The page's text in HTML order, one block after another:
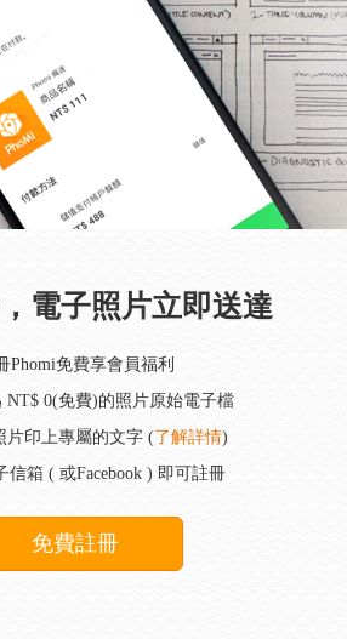
電子照片立即送達
Phomi免費享會員福利
NT$ 0(免費)的照片原始電子檔
片印上專屬的文字 (了解詳情)
信箱 ( 或Facebook ) 即可註冊
免費註冊